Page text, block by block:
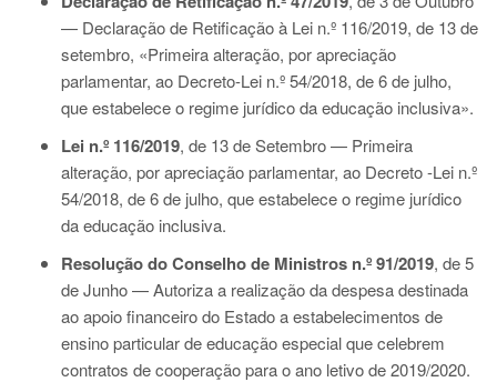
— Declaração de Retificação à Lei n.º 116/2019, de 13 de
setembro, «Primeira alteração, por apreciação
parlamentar, ao Decreto-Lei n.º 54/2018, de 6 de julho,
que estabelece o regime jurídico da educação inclusiva».
Lei n.º 116/2019, de 13 de Setembro — Primeira
alteração, por apreciação parlamentar, ao Decreto -Lei n.º
54/2018, de 6 de julho, que estabelece o regime jurídico
da educação inclusiva.
Resolução do Conselho de Ministros n.º 91/2019, de 5
de Junho — Autoriza a realização da despesa destinada
ao apoio financeiro do Estado a estabelecimentos de
ensino particular de educação especial que celebrem
contratos de cooperação para o ano letivo de 2019/2020.